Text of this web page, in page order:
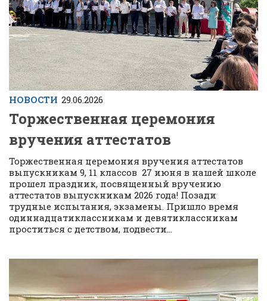
НОВОСТИ 29.06.2026
Торжественная церемония
вручения аттестатов
Торжественная церемония вручения аттестатов
выпускникам 9, 11 классов 27 июня в нашей школе
прошел праздник, посвященный вручению
аттестатов выпускникам 2026 года! Позади
трудные испытания, экзамены. Пришло время
одиннадцатиклассникам и девятиклассникам
проститься с детством, подвести...